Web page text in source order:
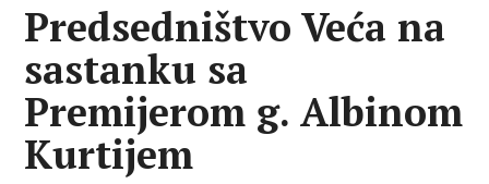
Predsedništvo Veća na
sastanku sa
Premijerom g. Albinom
Kurtijem